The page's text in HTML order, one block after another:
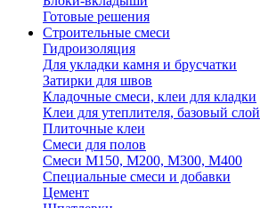
Готовые решения
Строительные смеси
Гидроизоляция
Для укладки камня и брусчатки
Затирки для швов
Кладочные смеси, клеи для кладки
Клеи для утеплителя, базовый слой
Плиточные клеи
Смеси для полов
Смеси М150, М200, М300, М400
Специальные смеси и добавки
Цемент